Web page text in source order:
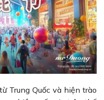
Trung Quốc và hiện trào